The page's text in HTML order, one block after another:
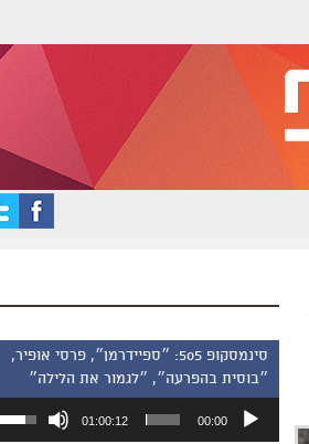
סינמסקופ 505: ״ספיידרמן״, פרסי אופיר,
״בוסית בהפרעה״, ״לגמור את הלילה״
אודיו
00:00
01:00:12